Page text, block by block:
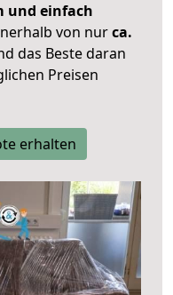
und einfach
von nurca.
das Beste daran
Preisen
erhalten